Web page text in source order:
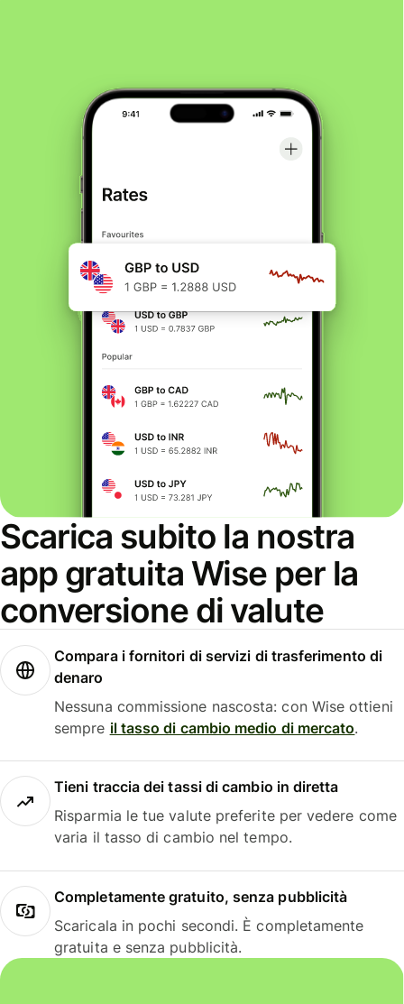
Scarica subito la nostra
app gratuita Wise per la
conversione di valute
Compara i fornitori di servizi di trasferimento di
denaro
Nessuna commissione nascosta: con Wise ottieni
sempre il tasso di cambio medio di mercato.
Tieni traccia dei tassi di cambio in diretta
Risparmia le tue valute preferite per vedere come
varia il tasso di cambio nel tempo.
Completamente gratuito, senza pubblicità
Scaricala in pochi secondi. È completamente
gratuita e senza pubblicità.